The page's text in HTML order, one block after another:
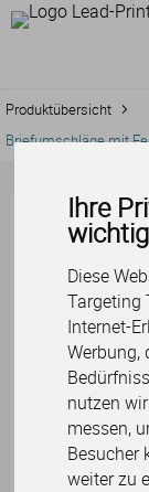
Ihre
wichtig
Diese
Targeting
Internet-
Werbung,
nutzen
messen,
Besucher
weiter zu
Produktübersicht
Briefumschläge mit